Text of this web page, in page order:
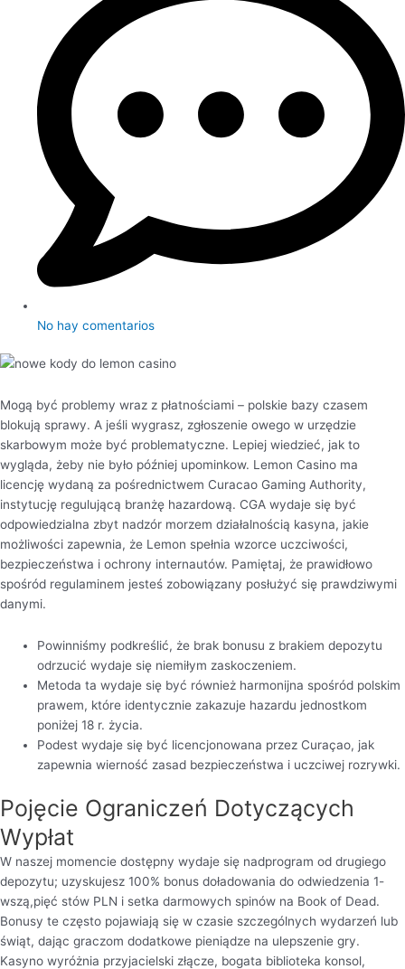
No hay comentarios
Mogą być problemy wraz z płatnościami – polskie bazy czasem
blokują sprawy. A jeśli wygrasz, zgłoszenie owego w urzędzie
skarbowym może być problematyczne. Lepiej wiedzieć, jak to
wygląda, żeby nie było później upominkow. Lemon Casino ma
licencję wydaną za pośrednictwem Curacao Gaming Authority,
instytucję regulującą branżę hazardową. CGA wydaje się być
odpowiedzialna zbyt nadzór morzem działalnością kasyna, jakie
możliwości zapewnia, że Lemon spełnia wzorce uczciwości,
bezpieczeństwa i ochrony internautów. Pamiętaj, że prawidłowo
spośród regulaminem jesteś zobowiązany posłużyć się prawdziwymi
danymi.
Powinniśmy podkreślić, że brak bonusu z brakiem depozytu
odrzucić wydaje się niemiłym zaskoczeniem.
Metoda ta wydaje się być również harmonijna spośród polskim
prawem, które identycznie zakazuje hazardu jednostkom
poniżej 18 r. życia.
Podest wydaje się być licencjonowana przez Curaçao, jak
zapewnia wierność zasad bezpieczeństwa i uczciwej rozrywki.
Pojęcie Ograniczeń Dotyczących
Wypłat
W naszej momencie dostępny wydaje się nadprogram od drugiego
depozytu; uzyskujesz 100% bonus doładowania do odwiedzenia 1-
wszą,pięć stów PLN i setka darmowych spinów na Book of Dead.
Bonusy te często pojawiają się w czasie szczególnych wydarzeń lub
świąt, dając graczom dodatkowe pieniądze na ulepszenie gry.
Kasyno wyróżnia przyjacielski złącze, bogata biblioteka konsol,